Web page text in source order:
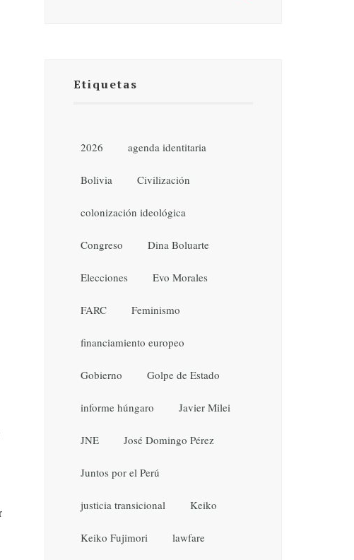
Etiquetas
2026 agenda identitaria
Bolivia Civilización
colonización ideológica
Congreso Dina Boluarte
Elecciones Evo Morales
FARC Feminismo
financiamiento europeo
Gobierno Golpe de Estado
informe húngaro Javier Milei
JNE José Domingo Pérez
Juntos por el Perú
justicia transicional Keiko
Keiko Fujimori lawfare